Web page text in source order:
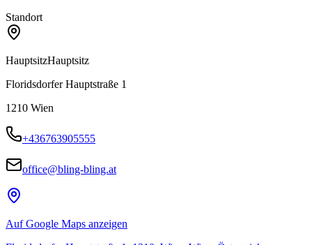
Standort
HauptsitzHauptsitz
Floridsdorfer Hauptstraße 1
1210 Wien
+436763905555
office@bling-bling.at
Auf Google Maps anzeigen